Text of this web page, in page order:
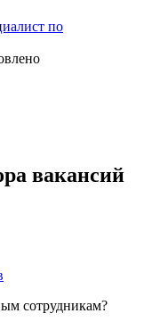
по
вакансий
сотрудникам?